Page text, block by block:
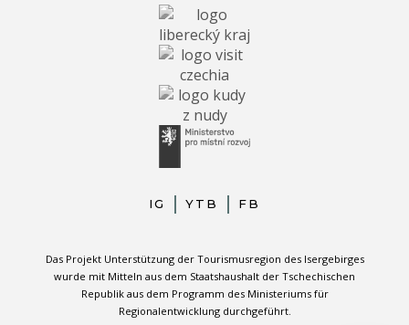
IG YTB FB
Das Projekt Unterstützung der Tourismusregion des Isergebirges
wurde mit Mitteln aus dem Staatshaushalt der Tschechischen
Republik aus dem Programm des Ministeriums für
Regionalentwicklung durchgeführt.